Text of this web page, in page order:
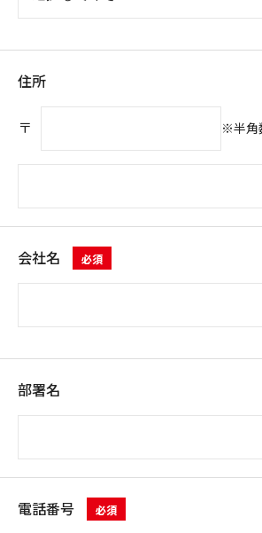
住所
〒 ※半角
会社名 必須
部署名
電話番号 必須